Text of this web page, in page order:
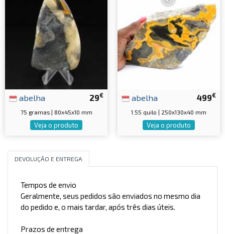
29€
abelha
75 gramas | 80x45x10 mm
Veja o produto
499€
abelha
1.55 quilo | 250x130x40 mm
Veja o produto
DEVOLUÇÃO E ENTREGA
Tempos de envio
Geralmente, seus pedidos são enviados no mesmo dia
do pedido e, o mais tardar, após três dias úteis.
Prazos de entrega